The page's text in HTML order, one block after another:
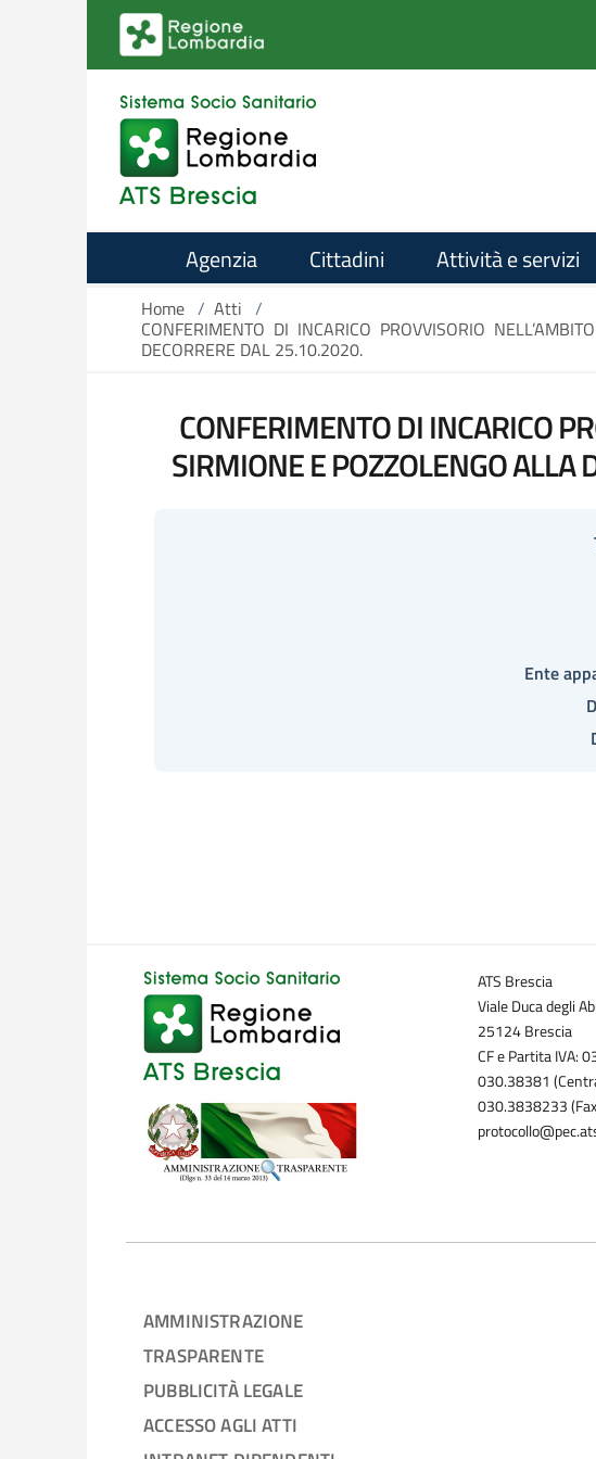
Salta al contenuto principale
Agenzia Cittadini Attività e servizi
Home / Atti /
CONFERIMENTO DI INCARICO PROVVISORIO
DECORRERE DAL 25.10.2020.
CONFERIMENTO DI INCARICO
SIRMIONE E POZZOLENGO ALLA
Ente
ATS Brescia
Viale Duca degli
25124 Brescia
CF e Partita IVA:
030.38381
030.3838233
AMMINISTRAZIONE
TRASPARENTE
PUBBLICITÀ LEGALE
ACCESSO AGLI ATTI